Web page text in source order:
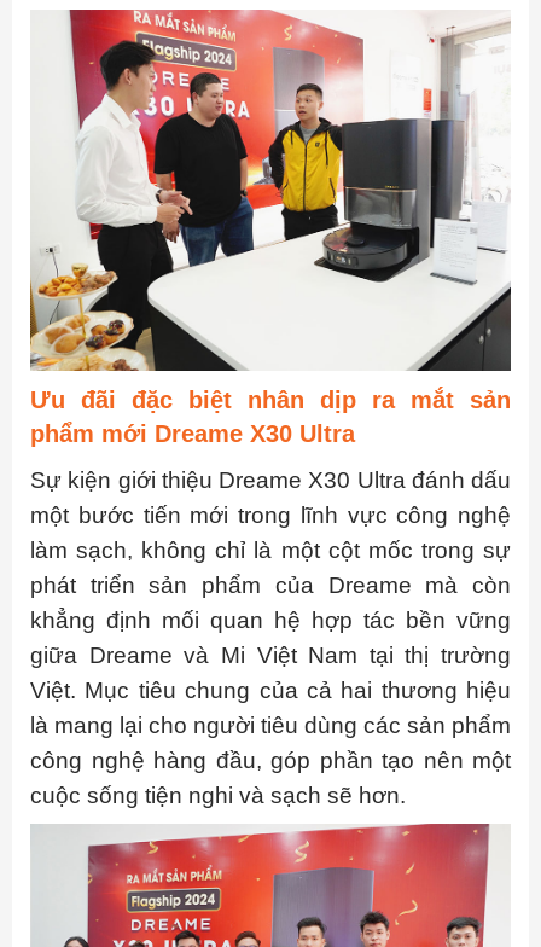
Ưu đãi đặc biệt nhân dịp ra mắt sản
phẩm mới Dreame X30 Ultra
Sự kiện giới thiệu Dreame X30 Ultra đánh dấu
một bước tiến mới trong lĩnh vực công nghệ
làm sạch, không chỉ là một cột mốc trong sự
phát triển sản phẩm của Dreame mà còn
khẳng định mối quan hệ hợp tác bền vững
giữa Dreame và Mi Việt Nam tại thị trường
Việt. Mục tiêu chung của cả hai thương hiệu
là mang lại cho người tiêu dùng các sản phẩm
công nghệ hàng đầu, góp phần tạo nên một
cuộc sống tiện nghi và sạch sẽ hơn.